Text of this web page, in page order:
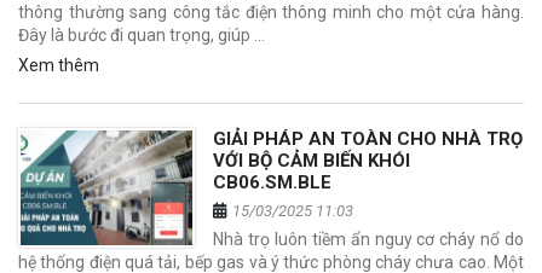
thông thường sang công tắc điện thông minh cho một cửa hàng.
Đây là bước đi quan trọng, giúp …
Xem thêm
GIẢI PHÁP AN TOÀN CHO NHÀ TRỌ
VỚI BỘ CẢM BIẾN KHÓI
CB06.SM.BLE
15/03/2025 11:03
Nhà trọ luôn tiềm ẩn nguy cơ cháy nổ do
hệ thống điện quá tải, bếp gas và ý thức phòng cháy chưa cao. Một